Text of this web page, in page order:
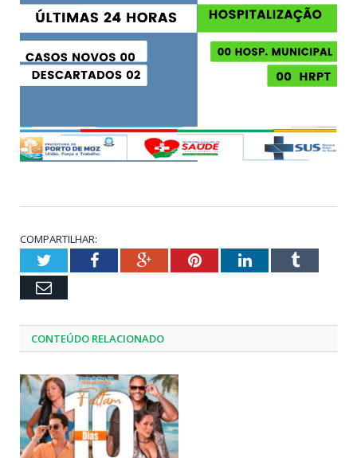
COMPARTILHAR:
TwitterFacebookGoogle+PinterestLinkedInTumblr
Email
CONTEÚDO RELACIONADO